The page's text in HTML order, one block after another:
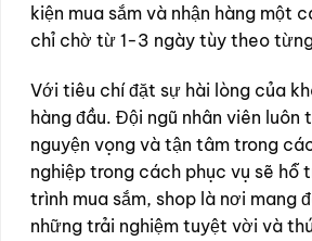
kiện mua sắm và nhận hàng một
chỉ chờ từ 1-3 ngày tùy theo
Với tiêu chí đặt sự hài lòng của
hàng đầu. Đội ngũ nhân viên luôn
nguyện vọng và tận tâm trong
nghiệp trong cách phục vụ sẽ hỗ
trình mua sắm, shop là nơi mang
những trải nghiệm tuyệt vời và